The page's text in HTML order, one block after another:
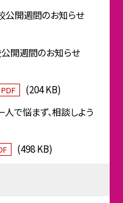
公開週間のお知らせ
公開週間のお知らせ
PDF
(204 KB)
で悩まず、相談しよう
(498 KB)